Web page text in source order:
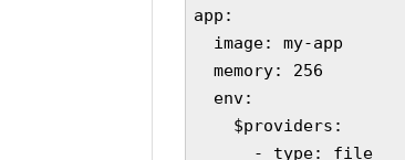
app:
  image: my-app
  memory: 256
  env:
    $providers:
      - type: file